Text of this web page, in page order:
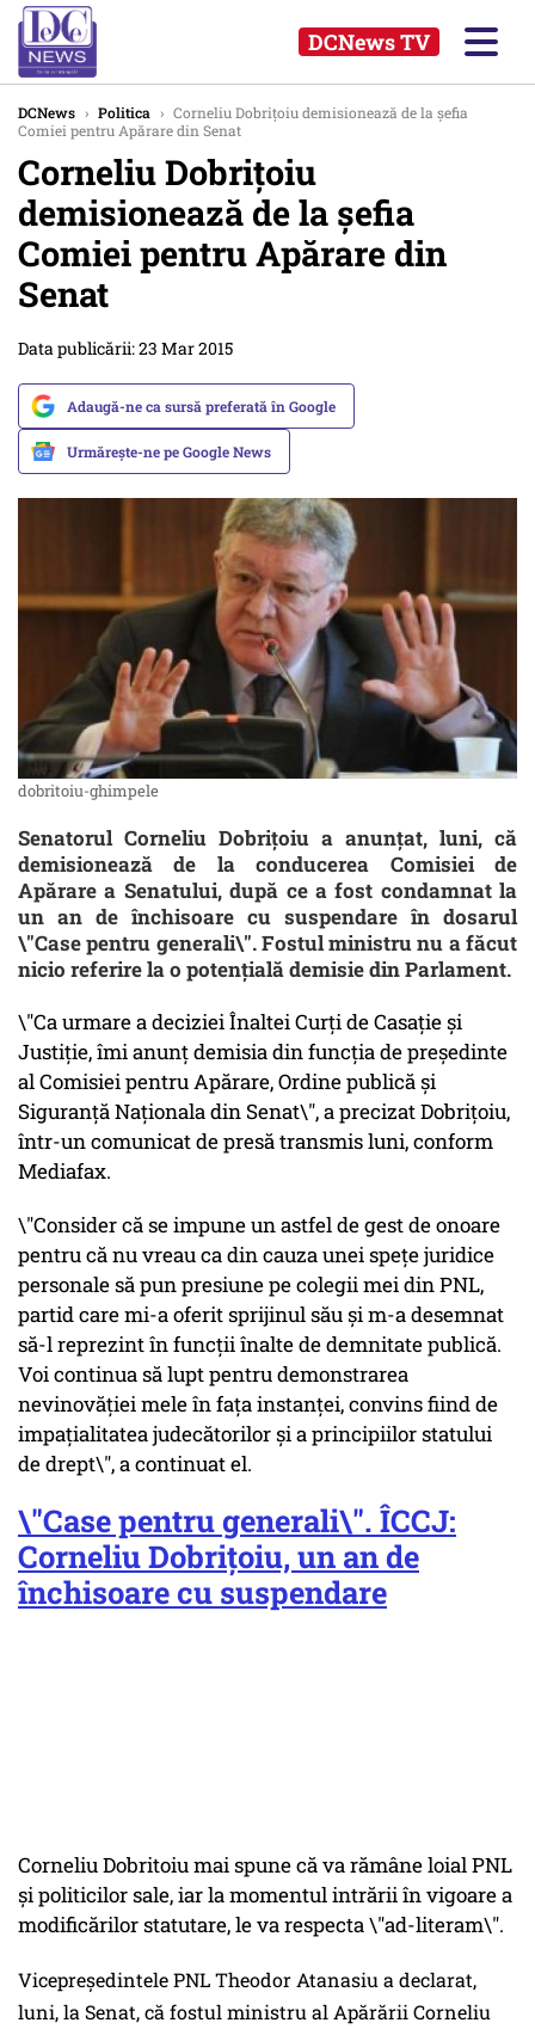
DCNews TV
DCNews › Politica › Corneliu Dobrițoiu demisionează de la șefia
Comiei pentru Apărare din Senat
Corneliu Dobrițoiu
demisionează de la șefia
Comiei pentru Apărare din
Senat
Data publicării: 23 Mar 2015
Adaugă-ne ca sursă preferată în Google
Urmărește-ne pe Google News
dobritoiu-ghimpele
Senatorul Corneliu Dobrițoiu a anunțat, luni, că
demisionează de la conducerea Comisiei de
Apărare a Senatului, după ce a fost condamnat la
un an de închisoare cu suspendare în dosarul
\"Case pentru generali\". Fostul ministru nu a făcut
nicio referire la o potențială demisie din Parlament.
\"Ca urmare a deciziei Înaltei Curţi de Casaţie şi
Justiţie, îmi anunţ demisia din funcţia de preşedinte
al Comisiei pentru Apărare, Ordine publică şi
Siguranţă Naţionala din Senat\", a precizat Dobriţoiu,
într-un comunicat de presă transmis luni, conform
Mediafax.
\"Consider că se impune un astfel de gest de onoare
pentru că nu vreau ca din cauza unei speţe juridice
personale să pun presiune pe colegii mei din PNL,
partid care mi-a oferit sprijinul său şi m-a desemnat
să-l reprezint în funcţii înalte de demnitate publică.
Voi continua să lupt pentru demonstrarea
nevinovăţiei mele în faţa instanţei, convins fiind de
impaţialitatea judecătorilor şi a principiilor statului
de drept\", a continuat el.
\"Case pentru generali\". ÎCCJ:
Corneliu Dobrițoiu, un an de
închisoare cu suspendare
Corneliu Dobritoiu mai spune că va rămâne loial PNL
şi politicilor sale, iar la momentul intrării în vigoare a
modificărilor statutare, le va respecta \"ad-literam\".
Vicepreşedintele PNL Theodor Atanasiu a declarat,
luni, la Senat, că fostul ministru al Apărării Corneliu